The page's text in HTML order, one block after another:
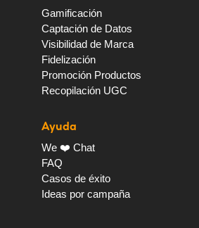
Gamificación
Captación de Datos
Visibilidad de Marca
Fidelización
Promoción Productos
Recopilación UGC
Ayuda
We ❤️ Chat
FAQ
Casos de éxito
Ideas por campaña